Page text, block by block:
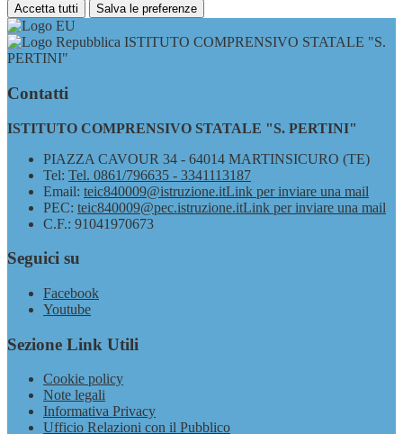
Accetta tutti Salva le preferenze
ISTITUTO COMPRENSIVO STATALE "S.
PERTINI"
Contatti
ISTITUTO COMPRENSIVO STATALE "S. PERTINI"
PIAZZA CAVOUR 34 - 64014 MARTINSICURO (TE)
Tel: Tel. 0861/796635 - 3341113187
Email: teic840009@istruzione.itLink per inviare una mail
PEC: teic840009@pec.istruzione.itLink per inviare una mail
C.F.: 91041970673
Seguici su
Facebook
Youtube
Sezione Link Utili
Cookie policy
Note legali
Informativa Privacy
Ufficio Relazioni con il Pubblico